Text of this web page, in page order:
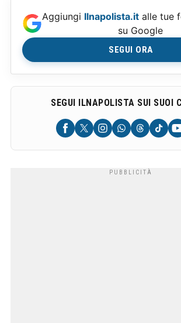
Aggiungi Ilnapolista.it alle tue
su Google
SEGUI ORA
SEGUI ILNAPOLISTA SUI SUOI